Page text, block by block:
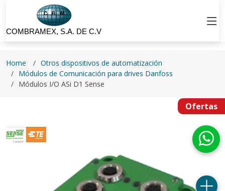
Ofertas
COMBRAMEX, S.A. DE C.V
Home
Otros dispositivos de automatización
Módulos de Comunicación para drives Danfoss
Módulos I/O ASi D1 Sense